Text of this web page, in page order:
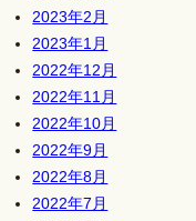
2023年2月
2023年1月
2022年12月
2022年11月
2022年10月
2022年9月
2022年8月
2022年7月